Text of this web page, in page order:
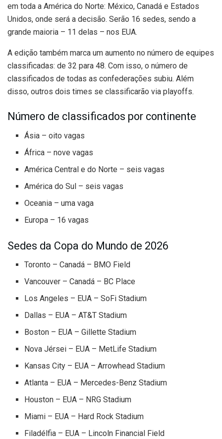
em toda a América do Norte: México, Canadá e Estados
Unidos, onde será a decisão. Serão 16 sedes, sendo a
grande maioria – 11 delas – nos EUA.
A edição também marca um aumento no número de equipes
classificadas: de 32 para 48. Com isso, o número de
classificados de todas as confederações subiu. Além
disso, outros dois times se classificarão via playoffs.
Número de classificados por continente
Ásia – oito vagas
África – nove vagas
América Central e do Norte – seis vagas
América do Sul – seis vagas
Oceania – uma vaga
Europa – 16 vagas
Sedes da Copa do Mundo de 2026
Toronto – Canadá – BMO Field
Vancouver – Canadá – BC Place
Los Angeles – EUA – SoFi Stadium
Dallas – EUA – AT&T Stadium
Boston – EUA – Gillette Stadium
Nova Jérsei – EUA – MetLife Stadium
Kansas City – EUA – Arrowhead Stadium
Atlanta – EUA – Mercedes-Benz Stadium
Houston – EUA – NRG Stadium
Miami – EUA – Hard Rock Stadium
Filadélfia – EUA – Lincoln Financial Field